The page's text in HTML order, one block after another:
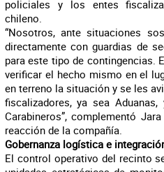
policiales y los entes
chileno.
“Nosotros, ante situaciones
directamente con guardias de
para este tipo de contingencias.
verificar el hecho mismo en el
en terreno la situación y se les
fiscalizadores, ya sea
Carabineros”, complementó
reacción de la compañía.
Gobernanza logística e
El control operativo del recinto